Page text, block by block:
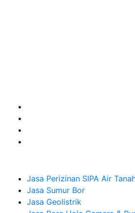
Jasa Perizinan SIPA Air
Jasa Sumur Bor
Jasa Geolistrik